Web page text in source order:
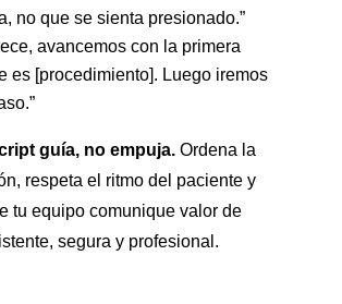
no que se sienta presionado.”
avancemos con la primera
es [procedimiento]. Luego iremos
guía, no empuja.Ordena la
respeta el ritmo del paciente y
tu equipo comunique valor de
segura y profesional.